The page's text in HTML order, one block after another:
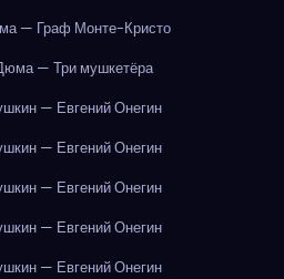
— Граф Монте-Кристо
— Три мушкетёра
— Евгений Онегин
— Евгений Онегин
— Евгений Онегин
— Евгений Онегин
— Евгений Онегин